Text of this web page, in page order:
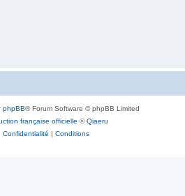
phpBB® Forum Software © phpBB Limited
française officielle ©Qiaeru
Confidentialité | Conditions